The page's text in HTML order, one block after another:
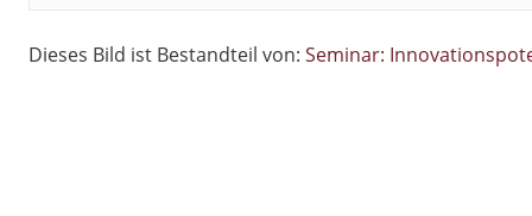
Dieses Bild ist Bestandteil von: Seminar: